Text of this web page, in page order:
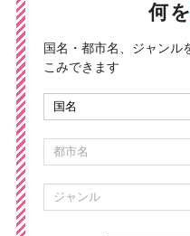
何
国名・都市名、ジャンル
こみできます